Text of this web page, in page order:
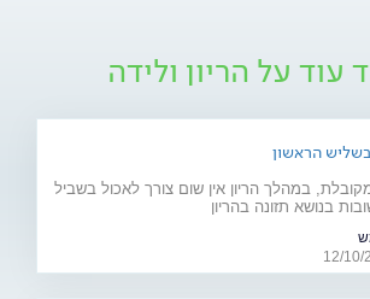
עוד על הריון ולידה
בשליש הראשון
במהלך הריון אין שום צורך לאכול בשביל
בנושא תזונה בהריון